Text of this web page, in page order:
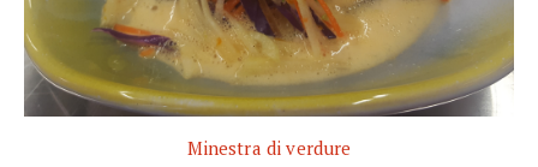
Minestra di verdure